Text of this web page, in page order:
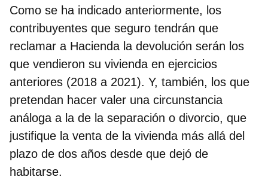
Como se ha indicado anteriormente, los
contribuyentes que seguro tendrán que
reclamar a Hacienda la devolución serán los
que vendieron su vivienda en ejercicios
anteriores (2018 a 2021). Y, también, los que
pretendan hacer valer una circunstancia
análoga a la de la separación o divorcio, que
justifique la venta de la vivienda más allá del
plazo de dos años desde que dejó de
habitarse.